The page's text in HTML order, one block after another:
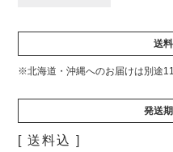
送
※北海道・沖縄へのお届けは別途
発送
送料込